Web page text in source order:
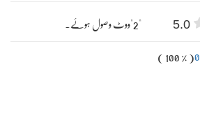
5.0 "2"ووٹ وصول ہوئے۔
( 100 % )